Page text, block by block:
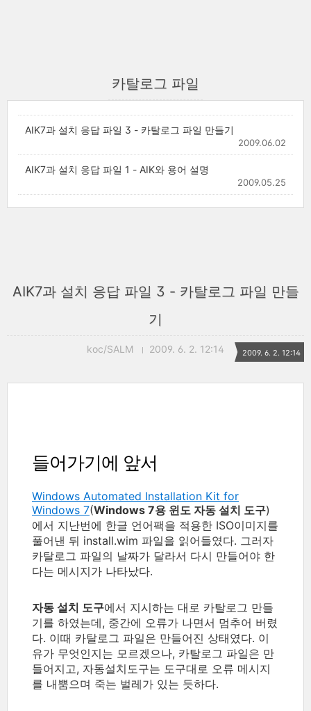
카탈로그 파일
AIK7과 설치 응답 파일 3 - 카탈로그 파일 만들기
2009.06.02
AIK7과 설치 응답 파일 1 - AIK와 용어 설명
2009.05.25
AIK7과 설치 응답 파일 3 - 카탈로그 파일 만들
기
koc/SALM 2009. 6. 2. 12:14 2009. 6. 2. 12:14
들어가기에 앞서
Windows Automated Installation Kit for
Windows 7(Windows 7용 윈도 자동 설치 도구)
에서 지난번에 한글 언어팩을 적용한 ISO이미지를
풀어낸 뒤 install.wim 파일을 읽어들였다. 그러자
카탈로그 파일의 날짜가 달라서 다시 만들어야 한
다는 메시지가 나타났다.
자동 설치 도구에서 지시하는 대로 카탈로그 만들
기를 하였는데, 중간에 오류가 나면서 멈추어 버렸
다. 이때 카탈로그 파일은 만들어진 상태였다. 이
유가 무엇인지는 모르겠으나, 카탈로그 파일은 만
들어지고, 자동설치도구는 도구대로 오류 메시지
를 내뿜으며 죽는 벌레가 있는 듯하다.